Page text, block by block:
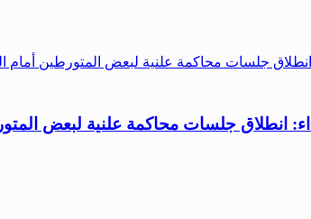
انطلاق جلسات محاكمة علنية لبعض